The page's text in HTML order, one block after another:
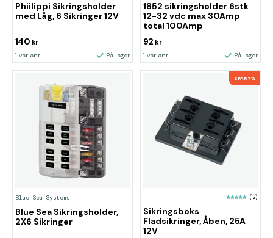
Phiilippi Sikringsholder
med Låg, 6 Sikringer 12V
140 kr
1 variant På lager
1852 sikringsholder 6stk
12-32 vdc max 30Amp
total 100Amp
92 kr
1 variant På lager
Blue Sea Systems
Blue Sea Sikringsholder,
2X6 Sikringer
SPAR 7%
(2)
Sikringsboks
Fladsikringer, Åben, 25A
12V